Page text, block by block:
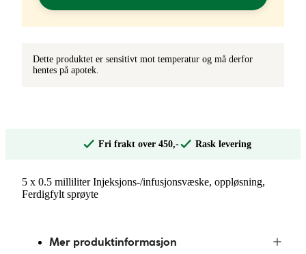
Dette produktet er sensitivt mot temperatur og må derfor
hentes på apotek.
Fri frakt over 450,- Rask levering
5 x 0.5 milliliter Injeksjons-/infusjonsvæske, oppløsning,
Ferdigfylt sprøyte
Mer produktinformasjon